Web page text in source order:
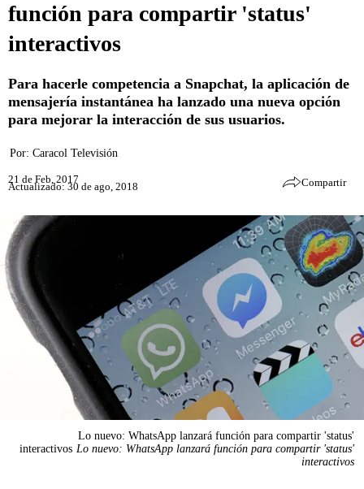
función para compartir 'status'
interactivos
Para hacerle competencia a Snapchat, la aplicación de
mensajería instantánea ha lanzado una nueva opción
para mejorar la interacción de sus usuarios.
Por: Caracol Televisión
21 de Feb, 2017
Actualizado: 30 de ago, 2018 Compartir
Lo nuevo: WhatsApp lanzará función para compartir 'status'
interactivos Lo nuevo: WhatsApp lanzará función para compartir 'status'
interactivos